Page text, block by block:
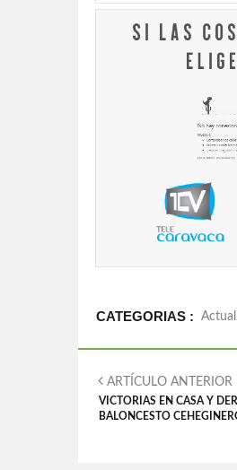
CATEGORIAS :
ARTÍCULO ANTERIOR
VICTORIAS EN CASA Y
BALONCESTO